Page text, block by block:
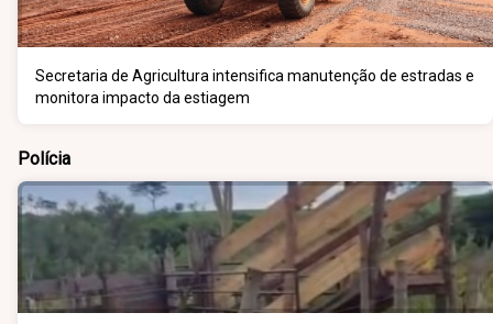
Secretaria de Agricultura intensifica manutenção de estradas e
monitora impacto da estiagem
Polícia